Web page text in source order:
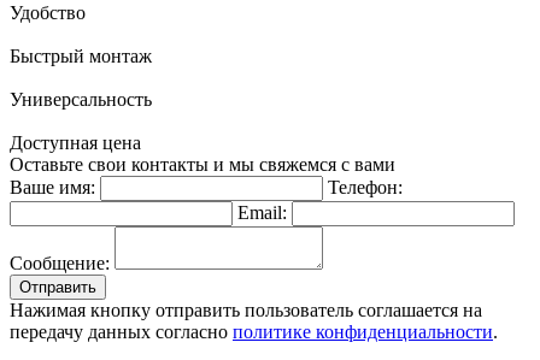
Удобство
Быстрый монтаж
Универсальность
Доступная цена
Оставьте свои контакты и мы свяжемся с вами
Ваше имя:
Телефон:
Email:
Сообщение:
Отправить
Нажимая кнопку отправить пользователь соглашается на
передачу данных согласно политике конфиденциальности.